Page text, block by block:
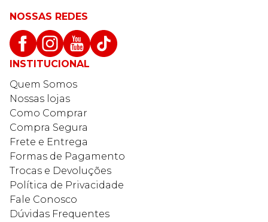
NOSSAS REDES
INSTITUCIONAL
Quem Somos
Nossas lojas
Como Comprar
Compra Segura
Frete e Entrega
Formas de Pagamento
Trocas e Devoluções
Política de Privacidade
Fale Conosco
Dúvidas Frequentes